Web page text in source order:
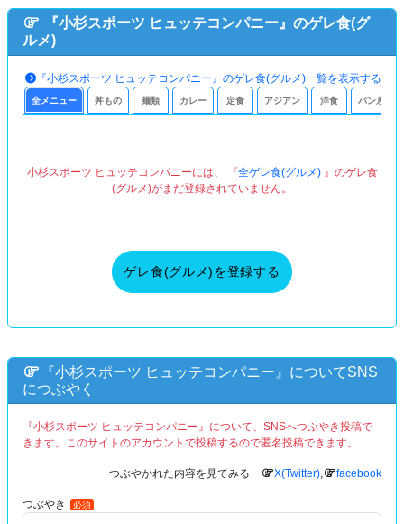
『小杉スポーツ ヒュッテコンパニー』のゲレ食(グ
ルメ)
『小杉スポーツ ヒュッテコンパニー』のゲレ食(グルメ)一覧を表示する
全メニュー 丼もの 麺類 カレー 定食 アジアン 洋食 パン系
小杉スポーツ ヒュッテコンパニーには、 『全ゲレ食(グルメ)』のゲレ食
(グルメ)がまだ登録されていません。
ゲレ食(グルメ)を登録する
『小杉スポーツ ヒュッテコンパニー』についてSNS
につぶやく
『小杉スポーツ ヒュッテコンパニー』について、SNSへつぶやき投稿で
きます。このサイトのアカウントで投稿するので匿名投稿できます。
つぶやかれた内容を見てみる X(Twitter), facebook
つぶやき 必須